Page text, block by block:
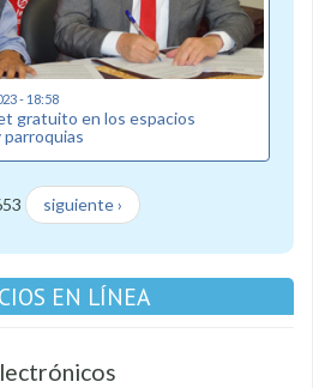
- 18:58
gratuito en los espacios
parroquias
siguiente ›
EN LÍNEA